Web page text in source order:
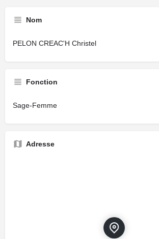
Nom
PELON CREAC'H Christel
Fonction
Sage-Femme
Adresse